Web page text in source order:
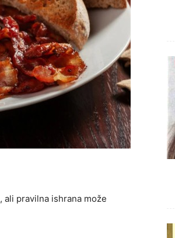
pravilna ishrana može